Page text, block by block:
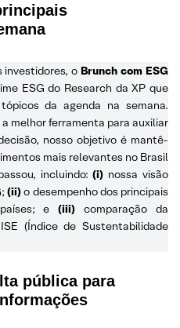
investidores, o Brunch com ESG
ESG do Research da XP que
da agenda na semana.
melhor ferramenta para auxiliar
nosso objetivo é mantê-
mais relevantes no Brasil
incluindo:(i) nossa visão
(ii)o desempenho dos principais
países; e(iii) comparação da
(Índice de Sustentabilidade
pública para